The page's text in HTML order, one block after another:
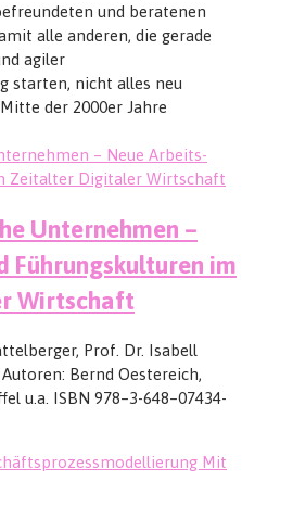
und beratenen
alle anderen, die gerade
agiler
starten, nicht alles neu
der 2000er Jahre
Unternehmen –
Führungskulturen im
Wirtschaft
Prof. Dr. Isa­bell
Bernd Oestereich,
u.a. ISBN 978–3-648–07434-